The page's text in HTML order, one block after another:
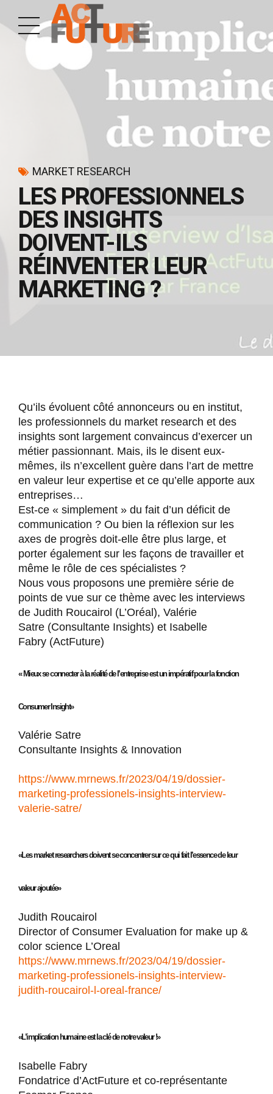
MARKET RESEARCH
LES PROFESSIONNELS
DES INSIGHTS
DOIVENT-ILS
RÉINVENTER LEUR
MARKETING ?
Qu’ils évoluent côté annonceurs ou en institut,
les professionnels du market research et des
insights sont largement convaincus d’exercer un
métier passionnant. Mais, ils le disent eux-
mêmes, ils n’excellent guère dans l’art de mettre
en valeur leur expertise et ce qu’elle apporte aux
entreprises…
Est-ce « simplement » du fait d’un déficit de
communication ? Ou bien la réflexion sur les
axes de progrès doit-elle être plus large, et
porter également sur les façons de travailler et
même le rôle de ces spécialistes ?
Nous vous proposons une première série de
points de vue sur ce thème avec les interviews
de Judith Roucairol (L’Oréal), Valérie
Satre (Consultante Insights) et Isabelle
Fabry (ActFuture)
« Mieux se connecter à la réalité de l’entreprise est un impératif pour la fonction
Consumer Insight»
Valérie Satre
Consultante Insights & Innovation
https://www.mrnews.fr/2023/04/19/dossier-
marketing-professionels-insights-interview-
valerie-satre/
«Les market researchers doivent se concentrer sur ce qui fait l’essence de leur
valeur ajoutée»
Judith Roucairol
Director of Consumer Evaluation for make up &
color science L’Oreal
https://www.mrnews.fr/2023/04/19/dossier-
marketing-professionels-insights-interview-
judith-roucairol-l-oreal-france/
«L’implication humaine est la clé de notre valeur !»
Isabelle Fabry
Fondatrice d’ActFuture et co-représentante